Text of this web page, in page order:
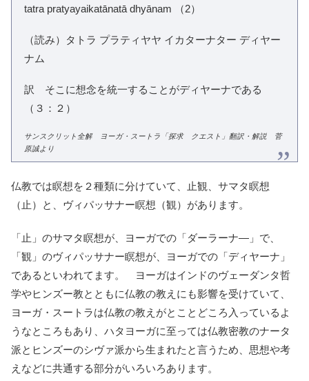
tatra pratyayaikatānatā dhyānam （2）
（読み）タトラ プラティヤヤ イカターナター ディヤー
ナム
訳 そこに想念を統一することがディヤーナである
（３：２）
サンスクリット全解 ヨーガ・スートラ「探求 クエスト」翻訳・解説 菅
原誠より
仏教では瞑想を２種類に分けていて、止観、サマタ瞑想
（止）と、ヴィパッサナー瞑想（観）があります。
「止」のサマタ瞑想が、ヨーガでの「ダーラーナ―」で、
「観」のヴィパッサナー瞑想が、ヨーガでの「ディヤーナ」
であるといわれてます。 ヨーガはインドのヴェーダンタ哲
学やヒンズー教とともに仏教の教えにも影響を受けていて、
ヨーガ・スートラは仏教の教えがとことどころ入っているよ
うなところもあり、ハタヨーガに至っては仏教密教のナータ
派とヒンズーのシヴァ派から生まれたと言うため、思想や考
えなどに共通する部分がいろいろあります。